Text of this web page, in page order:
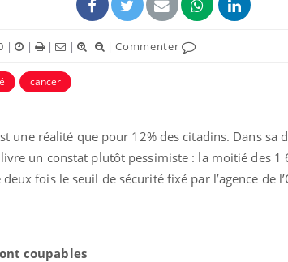
| | | | |Commenter
cancer
une réalité que pour 12% des citadins. Dans sa
un constat plutôt pessimiste : la moitié des
fois le seuil de sécurité fixé par l’agence de
coupables